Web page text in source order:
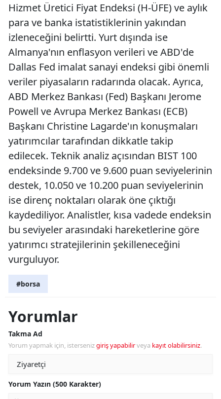
Hizmet Üretici Fiyat Endeksi (H-ÜFE) ve aylık
para ve banka istatistiklerinin yakından
izleneceğini belirtti. Yurt dışında ise
Almanya'nın enflasyon verileri ve ABD'de
Dallas Fed imalat sanayi endeksi gibi önemli
veriler piyasaların radarında olacak. Ayrıca,
ABD Merkez Bankası (Fed) Başkanı Jerome
Powell ve Avrupa Merkez Bankası (ECB)
Başkanı Christine Lagarde'ın konuşmaları
yatırımcılar tarafından dikkatle takip
edilecek. Teknik analiz açısından BIST 100
endeksinde 9.700 ve 9.600 puan seviyelerinin
destek, 10.050 ve 10.200 puan seviyelerinin
ise direnç noktaları olarak öne çıktığı
kaydediliyor. Analistler, kısa vadede endeksin
bu seviyeler arasındaki hareketlerine göre
yatırımcı stratejilerinin şekilleneceğini
vurguluyor.
#borsa
Yorumlar
Takma Ad
Yorum yapmak için, istersenizgiriş yapabilirveya kayıt olabilirsiniz.
Yorum Yazın (500 Karakter)